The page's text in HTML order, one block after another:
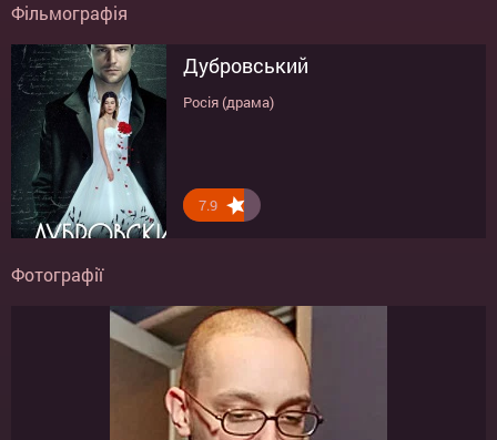
Фільмографія
Дубровський
Росія (драма)
7.9
Фотографії